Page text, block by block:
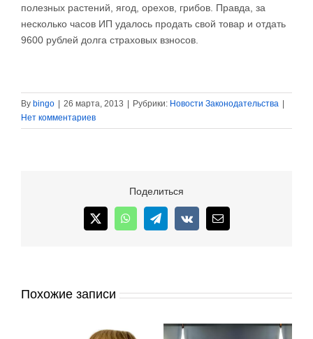
полезных растений, ягод, орехов, грибов. Правда, за
несколько часов ИП удалось продать свой товар и отдать
9600 рублей долга страховых взносов.
By bingo 26 марта, 2013 Рубрики: Новости Законодательства
Нет комментариев
Поделиться
X WhatsAppTelegram
Vk Email
Похожие записи